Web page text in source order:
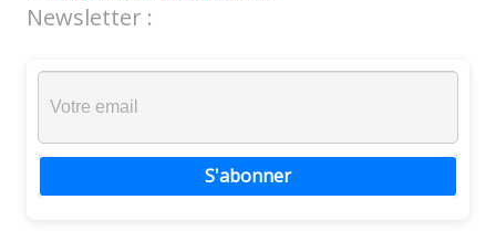
Newsletter :
S'abonner